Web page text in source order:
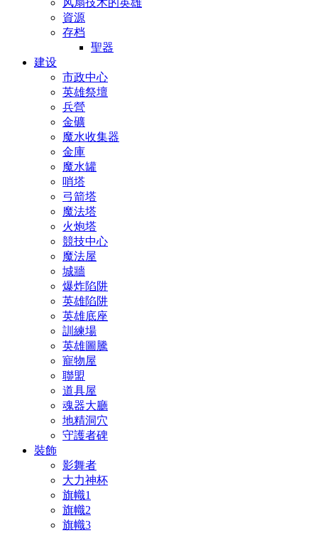
风扇技术的英雄
資源
存档
聖器
建设
市政中心
英雄祭壇
兵營
金礦
魔水收集器
金庫
魔水罐
哨塔
弓箭塔
魔法塔
火炮塔
競技中心
魔法屋
城牆
爆炸陷阱
英雄陷阱
英雄底座
訓練場
英雄圖騰
寵物屋
聯盟
道具屋
魂器大廳
地精洞穴
守護者碑
裝飾
影舞者
大力神杯
旗幟1
旗幟2
旗幟3